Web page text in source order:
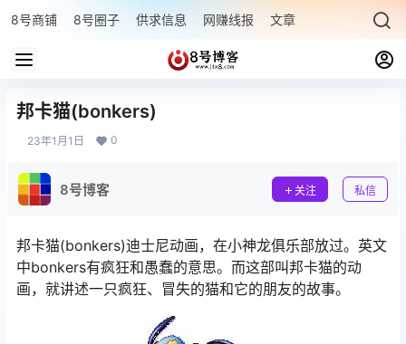
8号商铺 8号圈子 供求信息 网赚线报 文章专题 最新文章
邦卡猫(bonkers)
23年1月1日 0
8号博客 关注 私信
邦卡猫(bonkers)迪士尼动画，在小神龙俱乐部放过。英文
中bonkers有疯狂和愚蠢的意思。而这部叫邦卡猫的动
画，就讲述一只疯狂、冒失的猫和它的朋友的故事。